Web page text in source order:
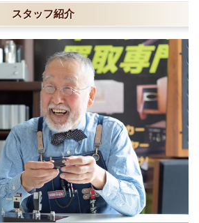
スタッフ紹介